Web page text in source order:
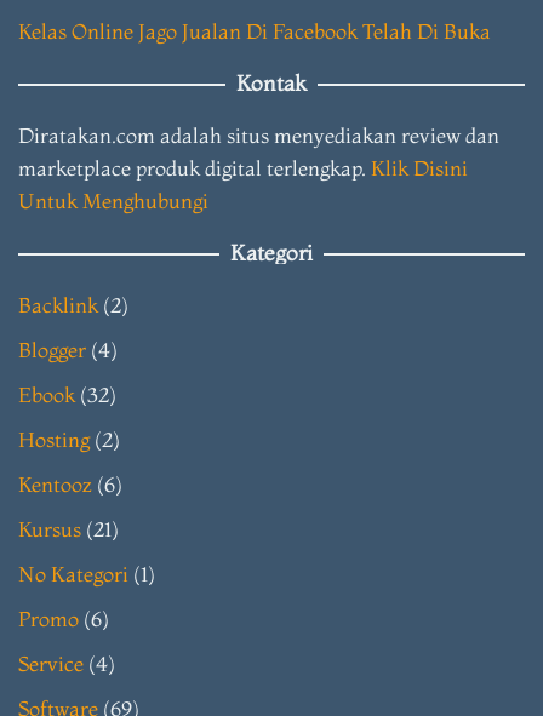
Kelas Online Jago Jualan Di Facebook Telah Di Buka
Kontak
Diratakan.com adalah situs menyediakan review dan
marketplace produk digital terlengkap. Klik Disini
Untuk Menghubungi
Kategori
Backlink (2)
Blogger (4)
Ebook (32)
Hosting(2)
Kentooz (6)
Kursus (21)
No Kategori (1)
Promo (6)
Service (4)
Software (69)